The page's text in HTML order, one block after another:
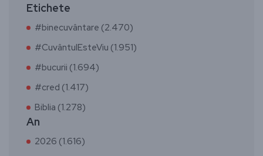
Etichete
#binecuvântare (2.470)
#CuvântulEsteViu (1.951)
#bucurii (1.694)
#cred (1.417)
Biblia (1.278)
An
2026 (1.616)